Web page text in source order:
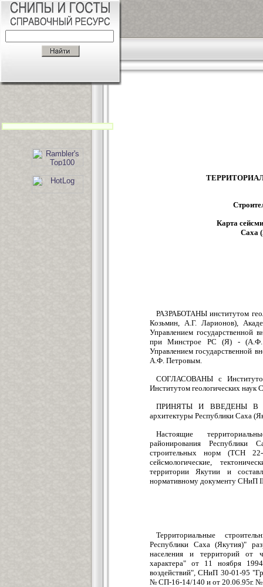
Карта
Саха
РАЗРАБОТАНЫ институтом
Козьмин, А.Г. Ларионов),
Управлением государственной
при Минстрое PC (Я) - (А.Ф.
Управлением государственной
А.Ф. Петровым.
СОГЛАСОВАНЫ с
Институтом геологических наук
ПРИНЯТЫ И ВВЕДЕНЫ В
архитектуры Республики Саха
Настоящие
районирования Республики
строительных норм (TCH
сейсмологические,
территории Якутии и
нормативному документу СНиП
Территориальные
Республики Саха (Якутия)"
населения и территорий от
характера" от 11 ноября
воздействий", СНиП 30-01-95
№ СП-16-14/140 и от 20.06.95г.